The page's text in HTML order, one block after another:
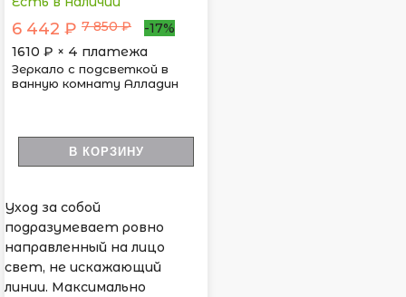
6 442 ₽ 7 850 ₽
-17%
1610 ₽ × 4 платежа
Зеркало с подсветкой в
ванную комнату Алладин
В КОРЗИНУ
Уход за собой
подразумевает ровно
направленный на лицо
свет, не искажающий
линии. Максимально